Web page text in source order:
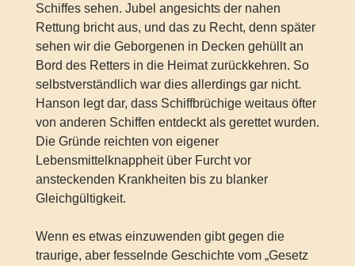
Schiffes sehen. Jubel angesichts der nahen
Rettung bricht aus, und das zu Recht, denn später
sehen wir die Geborgenen in Decken gehüllt an
Bord des Retters in die Heimat zurückkehren. So
selbstverständlich war dies allerdings gar nicht.
Hanson legt dar, dass Schiffbrüchige weitaus öfter
von anderen Schiffen entdeckt als gerettet wurden.
Die Gründe reichten von eigener
Lebensmittelknappheit über Furcht vor
ansteckenden Krankheiten bis zu blanker
Gleichgültigkeit.
Wenn es etwas einzuwenden gibt gegen die
traurige, aber fesselnde Geschichte vom „Gesetz